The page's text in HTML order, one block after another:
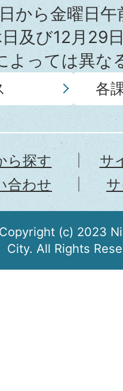
から金曜日
及び12月29
よっては異
各
ら探す
サ
合わせ
Copyright (c) 2023
City. All Rights